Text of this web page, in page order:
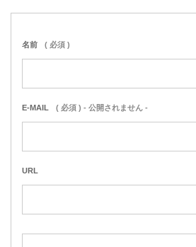
名前 ( 必須 )
E-MAIL ( 必須 ) - 公開されません -
URL